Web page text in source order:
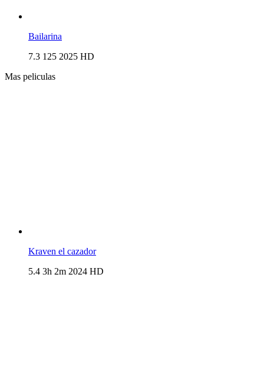
Bailarina
7.3 125 2025 HD
Mas peliculas
Kraven el cazador
5.4 3h 2m 2024 HD